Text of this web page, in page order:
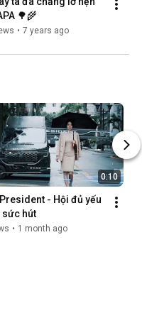
🌳🌾
• 7 years ago
0:10
- Hội đủ yếu
sức hút
• 1 month ago